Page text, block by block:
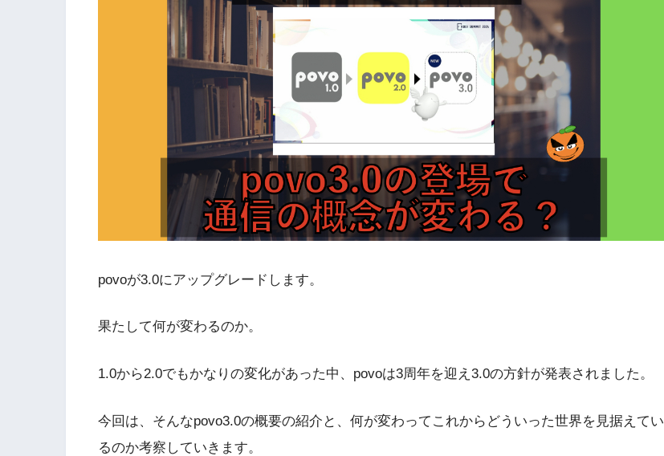
povoが3.0にアップグレードします。
果たして何が変わるのか。
1.0から2.0でもかなりの変化があった中、povoは3周年を迎え3.0の方針が発表されました。
今回は、そんなpovo3.0の概要の紹介と、何が変わってこれからどういった世界を見据えてい
るのか考察していきます。